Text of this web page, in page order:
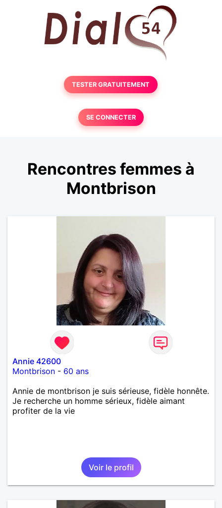
TESTER GRATUITEMENT
SE CONNECTER
Rencontres femmes à
Montbrison
Annie 42600
Montbrison - 60 ans
Annie de montbrison je suis sérieuse, fidèle honnête.
Je recherche un homme sérieux, fidèle aimant
profiter de la vie
Voir le profil